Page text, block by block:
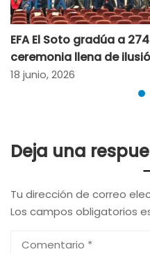
EFA El Soto gradúa a
ceremonia llena de
18 junio, 2026
Deja una
Tu dirección de correo
Los campos obligatorios